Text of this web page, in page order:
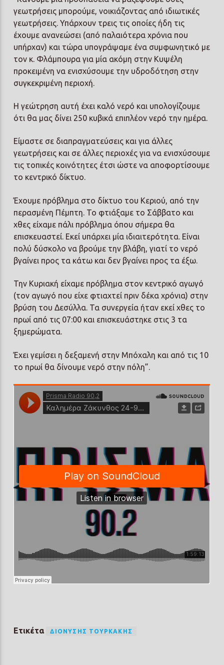
γεωτρήσεις μπορούμε, νοικιάζοντας από ιδιωτικές
γεωτρήσεις. Υπάρχουν τρεις τις οποίες ήδη τις
έχουμε ανανεώσει (από παλαιότερα χρόνια που
υπήρχαν) και τώρα υπογράψαμε ένα συμφωνητικό με
τον κ. Φλάμπουρα για μία ακόμη στην Κυψέλη
προκειμένη να ενισχύσουμε την υδροδότηση στην
συγκεκριμένη περιοχή.
Η γεώτρηση αυτή έχει καλό νερό και υπολογίζουμε
ότι θα μας δίνει 250 κυβικά επιπλέον νερό την ημέρα.
Είμαστε σε διαπραγματεύσεις και για άλλες
γεωτρήσεις και σε άλλες περιοχές για να ενισχύσουμε
τις τοπικές κοινότητες έτσι ώστε να αποφορτίσουμε
το κεντρικό δίκτυο.
Έχουμε πρόβλημα στο δίκτυο του Κεριού, από την
περασμένη Πέμπτη. Το φτιάξαμε το Σάββατο και
χθες είχαμε πάλι πρόβλημα όπου σήμερα θα
επισκευαστεί. Εκεί υπάρχει μία ιδιαιτερότητα. Είναι
πολύ δύσκολο να βρούμε την βλάβη, γιατί το νερό
βγαίνει προς τα κάτω και δεν βγαίνει προς τα έξω.
Την Κυριακή είχαμε πρόβλημα στον κεντρικό αγωγό
(τον αγωγό που είχε φτιαχτεί πριν δέκα χρόνια) στην
βρύση του Δεσύλλα. Τα συνεργεία ήταν εκεί χθες το
πρωί από τις 07:00 και επισκευάστηκε στις 3 τα
ξημερώματα.
Έχει γεμίσει η δεξαμενή στην Μπόχαλη και από τις 10
το πρωί θα δίνουμε νερό στην πόλη”.
Ετικέτα ΔΙΟΝΎΣΗΣ ΤΟΥΡΚΆΚΗΣ